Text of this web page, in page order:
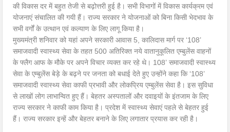
की विकास दर में बहुत तेजी से बढ़ोत्तरी हुई है। सभी विभागों में विकास कार्यक्रम एवं
योजनाएं संचालित की गयी हैं। राज्य सरकार ने योजनाओं को बिना किसी भेदभाव के
सभी वर्गों के उत्थान एवं कल्याण के लिए लागू किया है।
मुख्यमंत्री शनिवार को यहां अपने सरकारी आवास 5, कालिदास मार्ग पर ‘108’
समाजवादी स्वास्थ्य सेवा के तहत 500 अतिरिक्त नये वातानुकूलित एम्बुलेंस वाहनों
के फ्लैग आफ के मौके पर अपने विचार व्यक्त कर रहे थे। 108’ समाजवादी स्वास्थ्य
सेवा के एम्बुलेंस बेड़े के बढ़ने पर जनता को बधाई देते हुए उन्होंने कहा कि ‘108’
समाजवादी स्वास्थ्य सेवा काफी प्रभावी और लोकप्रिय एम्बुलेंस सेवा है। इस सुविधा
से लाखों लोग लाभान्वित हुए हैं। बेहतर अस्पतालों और दवाइयों के इंतजाम के लिए
राज्य सरकार ने काफी काम किया है। प्रदेश में स्वास्थ्य सेवाएं पहले से बेहतर हुई
हैं। राज्य सरकार इन्हें और बेहतर बनाने के लिए लगातार प्रयास कर रही है।